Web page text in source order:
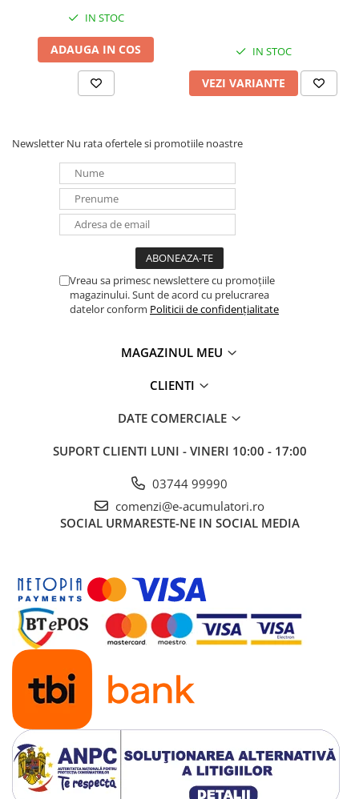
IN STOC
ADAUGA IN COS IN STOC
VEZI VARIANTE
Newsletter Nu rata ofertele si promotiile noastre
Vreau sa primesc newslettere cu promoțiile
magazinului. Sunt de acord cu prelucrarea
datelor conform Politicii de confidențialitate
MAGAZINUL MEU
CLIENTI
DATE COMERCIALE
SUPORT CLIENTI LUNI - VINERI 10:00 - 17:00
03744 99990
comenzi@e-acumulatori.ro
SOCIAL URMARESTE-NE IN SOCIAL MEDIA